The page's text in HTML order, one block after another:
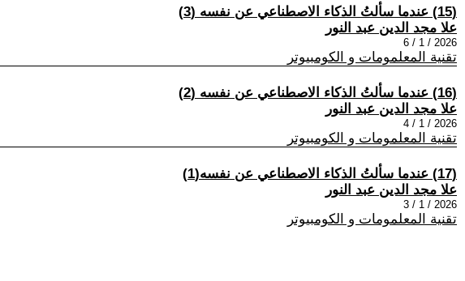
(15) عندما سألتُ الذكاء الاصطناعي عن نفسه (3)
علا مجد الدين عبد النور
2026 / 1 / 6
تقنية المعلمومات و الكومبيوتر
(16) عندما سألتُ الذكاء الاصطناعي عن نفسه (2)
علا مجد الدين عبد النور
2026 / 1 / 4
تقنية المعلمومات و الكومبيوتر
(17) عندما سألتُ الذكاء الاصطناعي عن نفسه(1)
علا مجد الدين عبد النور
2026 / 1 / 3
تقنية المعلمومات و الكومبيوتر